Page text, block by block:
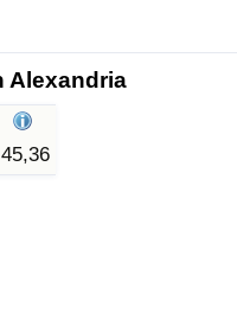
Alexandria
45,36
Land